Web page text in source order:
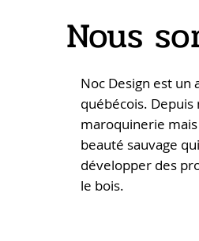
Nous
Noc Design est un
québécois.
maroquinerie
beauté sauvage
développer des
le bois.